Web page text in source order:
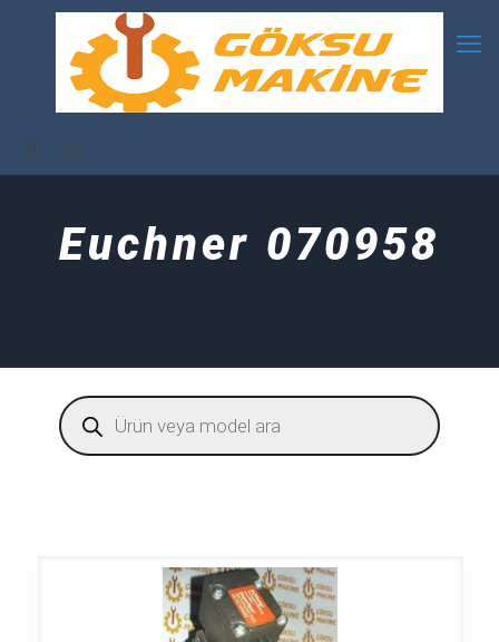
Euchner 070958
Products
search